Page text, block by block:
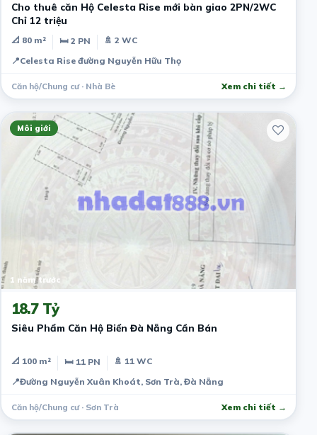
Cho thuê căn Hộ Celesta Rise mới bàn giao 2PN/2WC
Chỉ 12 triệu
📐 80 m² 🛏 2 PN
🚿 2 WC
📍Celesta Rise đường Nguyễn Hữu Thọ
Căn hộ/Chung cư · Nhà Bè Xem chi tiết →
Môi giới
1 năm trước
18.7 Tỷ
Siêu Phẩm Căn Hộ Biển Đà Nẵng Cần Bán
📐 100 m² 🛏 11 PN
🚿 11 WC
📍Đường Nguyễn Xuân Khoát, Sơn Trà, Đà Nẵng
Căn hộ/Chung cư · Sơn Trà Xem chi tiết →